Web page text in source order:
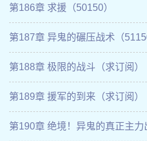
第186章 求援（50150）
第187章 异鬼的碾压战术（
第188章 极限的战斗（求订阅）
第189章 援军的到来（求订阅）
第190章 绝境！异鬼的真正主力